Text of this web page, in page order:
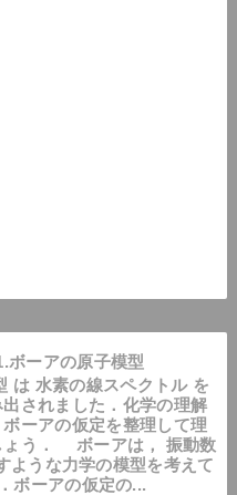
ーアの原子模型
水素の線スペクトル を
されました．化学の理解
ーアの仮定を整理して理
ょう． ボーアは， 振動数
ような力学の模型を考えて
ボーアの仮定の...